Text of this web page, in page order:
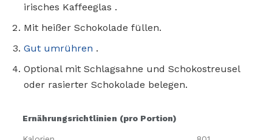
irisches Kaffeeglas .
Mit heißer Schokolade füllen.
Gut umrühren .
Optional mit Schlagsahne und Schokostreusel
oder rasierter Schokolade belegen.
Ernährungsrichtlinien (pro Portion)